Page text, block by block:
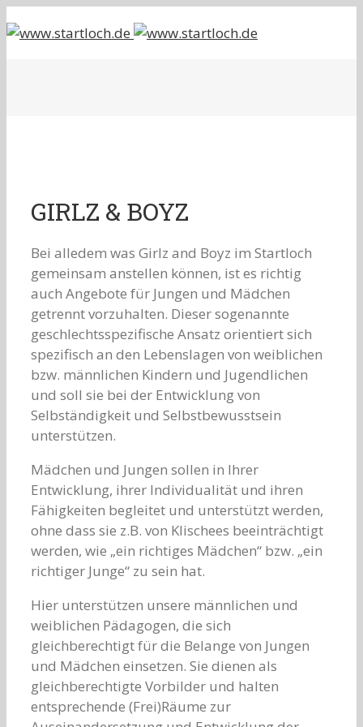
GIRLZ & BOYZ
Bei alledem was Girlz and Boyz im Startloch
gemeinsam anstellen können, ist es richtig
auch Angebote für Jungen und Mädchen
getrennt vorzuhalten. Dieser sogenannte
geschlechtsspezifische Ansatz orientiert sich
spezifisch an den Lebenslagen von weiblichen
bzw. männlichen Kindern und Jugendlichen
und soll sie bei der Entwicklung von
Selbständigkeit und Selbstbewusstsein
unterstützen.
Mädchen und Jungen sollen in Ihrer
Entwicklung, ihrer Individualität und ihren
Fähigkeiten begleitet und unterstützt werden,
ohne dass sie z.B. von Klischees beeinträchtigt
werden, wie „ein richtiges Mädchen“ bzw. „ein
richtiger Junge“ zu sein hat.
Hier unterstützen unsere männlichen und
weiblichen Pädagogen, die sich
gleichberechtigt für die Belange von Jungen
und Mädchen einsetzen. Sie dienen als
gleichberechtigte Vorbilder und halten
entsprechende (Frei)Räume zur